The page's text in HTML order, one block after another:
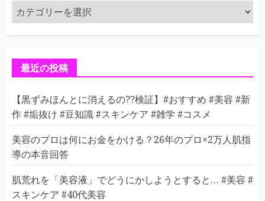
カ
テ
ゴ
最近の投稿
【黒ずみほんとに消えるの??検証】#おすすめ #美容 #新
作 #垢抜け #豆知識 #スキンケア #雑学 #コスメ
美容のプロは何にお金をかける？26年のプロ×2万人肌指
導の本音回答
肌荒れを「美容液」でどうにかしようとすると… #美容 #
スキンケア #40代美容